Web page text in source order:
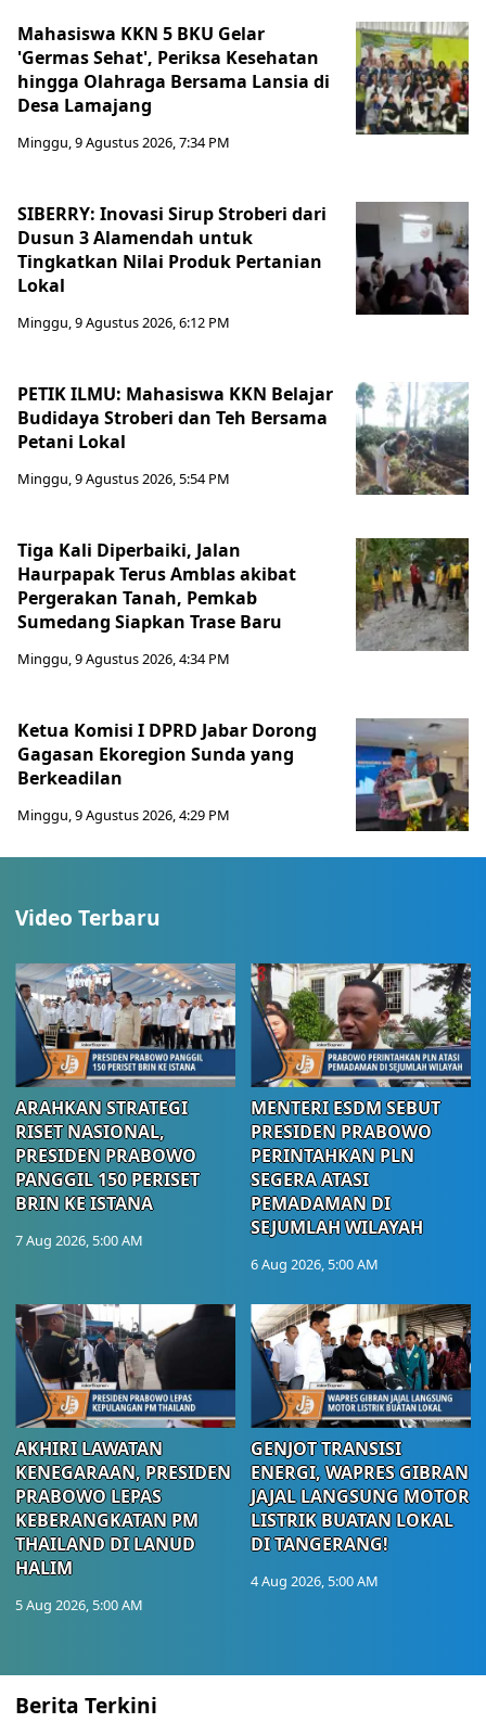
Mahasiswa KKN 5 BKU Gelar
'Germas Sehat', Periksa Kesehatan
hingga Olahraga Bersama Lansia di
Desa Lamajang
Minggu, 9 Agustus 2026, 7:34 PM
SIBERRY: Inovasi Sirup Stroberi dari
Dusun 3 Alamendah untuk
Tingkatkan Nilai Produk Pertanian
Lokal
Minggu, 9 Agustus 2026, 6:12 PM
PETIK ILMU: Mahasiswa KKN Belajar
Budidaya Stroberi dan Teh Bersama
Petani Lokal
Minggu, 9 Agustus 2026, 5:54 PM
Tiga Kali Diperbaiki, Jalan
Haurpapak Terus Amblas akibat
Pergerakan Tanah, Pemkab
Sumedang Siapkan Trase Baru
Minggu, 9 Agustus 2026, 4:34 PM
Ketua Komisi I DPRD Jabar Dorong
Gagasan Ekoregion Sunda yang
Berkeadilan
Minggu, 9 Agustus 2026, 4:29 PM
Video Terbaru
ARAHKAN STRATEGI
RISET NASIONAL,
PRESIDEN PRABOWO
PANGGIL 150 PERISET
BRIN KE ISTANA
7 Aug 2026, 5:00 AM
MENTERI ESDM SEBUT
PRESIDEN PRABOWO
PERINTAHKAN PLN
SEGERA ATASI
PEMADAMAN DI
SEJUMLAH WILAYAH
6 Aug 2026, 5:00 AM
AKHIRI LAWATAN
KENEGARAAN, PRESIDEN
PRABOWO LEPAS
KEBERANGKATAN PM
THAILAND DI LANUD
HALIM
5 Aug 2026, 5:00 AM
GENJOT TRANSISI
ENERGI, WAPRES GIBRAN
JAJAL LANGSUNG MOTOR
LISTRIK BUATAN LOKAL
DI TANGERANG!
4 Aug 2026, 5:00 AM
Berita Terkini